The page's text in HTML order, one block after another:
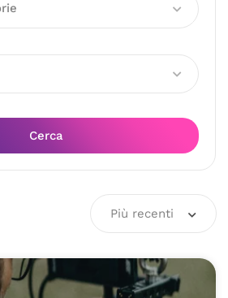
Cerca
Più recenti